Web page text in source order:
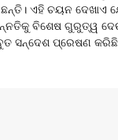
ଏହି ଚୟନ ଦେଖାଏ
ବିଶେଷ ଗୁରୁତ୍ୱ
ସନ୍ଦେଶ ପ୍ରେଷଣ